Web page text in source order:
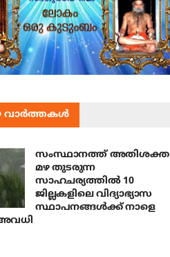
വാർത്തകൾ
സംസ്ഥാനത്ത് അതിശക്ത
മഴ തുടരുന്ന
സാഹചര്യത്തിൽ 10
ജില്ലകളിലെ വിദ്യാഭ്യാസ
സ്ഥാപനങ്ങൾക്ക് നാളെ